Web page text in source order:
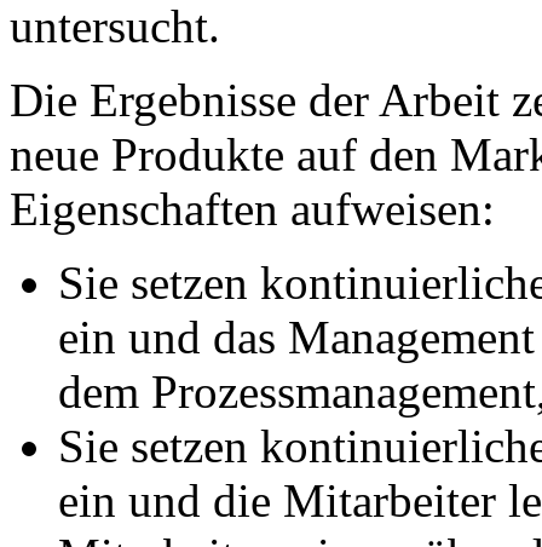
untersucht.
Die Ergebnisse der Arbeit
neue Produkte auf den
Eigenschaften aufweisen:
Sie setzen
ein und das
dem
Sie setzen
ein und die Mitarbeiter